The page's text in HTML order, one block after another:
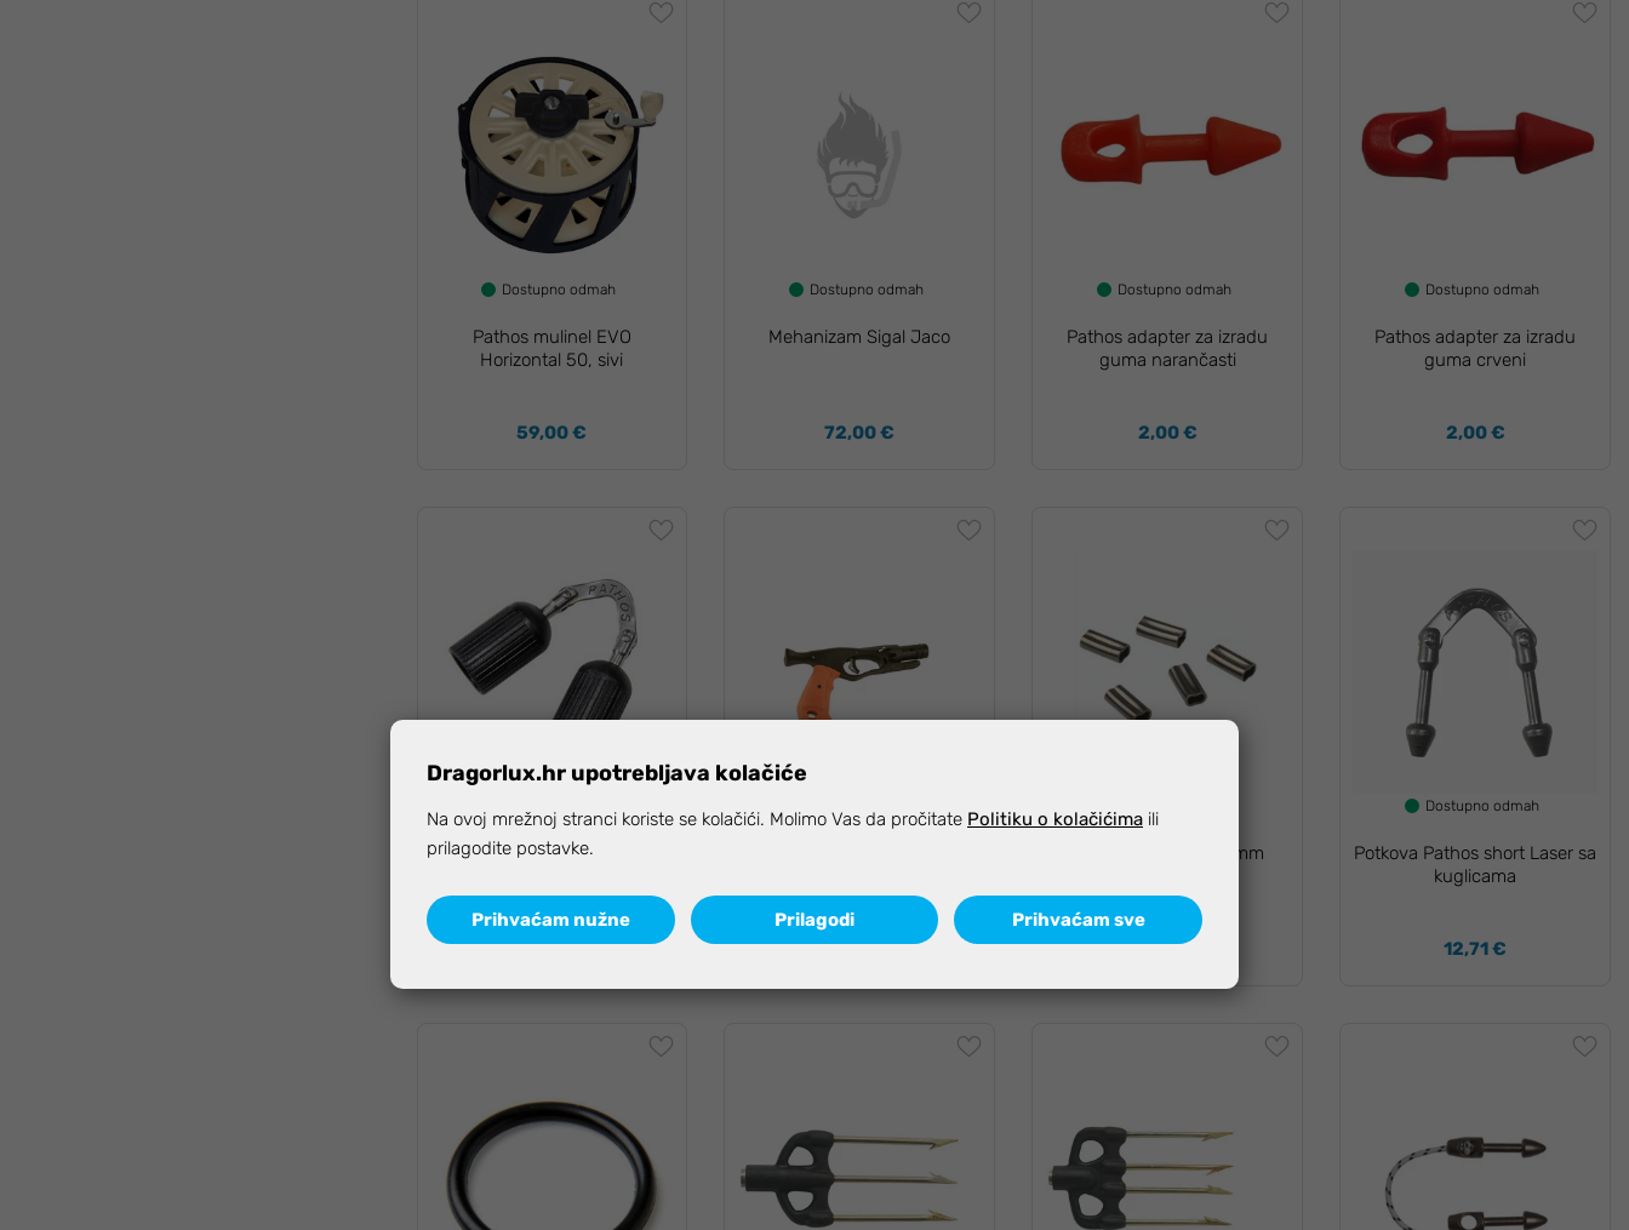
Dostupno odmah
Pathos mulinel EVO
Horizontal 50, sivi
59,00 €
Dostupno odmah
Mehanizam Sigal Jaco
72,00 €
Dostupno odmah
Pathos adapter za izradu
guma narančasti
2,00 €
Dostupno odmah
Pathos adapter za izradu
guma crveni
2,00 €
Potkova Pathos duga za Laser
13,95 €
Sigalsub ručka sa
90,00 €
Salvimar stopica 2,3mm
0,30 €
Dostupno odmah
Potkova Pathos short Laser sa
kuglicama
12,71 €
Dragorlux.hr upotrebljava kolačiće
Na ovoj mrežnoj stranci koriste se kolačići. Molimo Vas da pročitate Politiku o kolačićima ili
prilagodite postavke.
Prihvaćam nužne Prilagodi Prihvaćam sve